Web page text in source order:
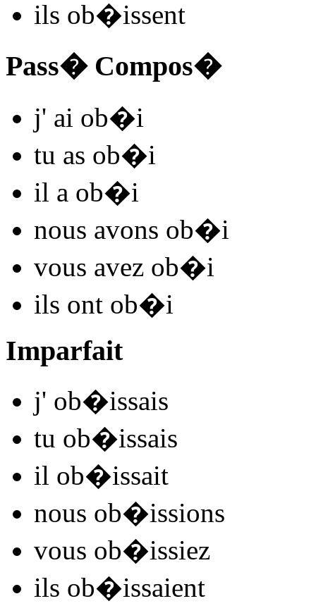
ils ob�issent
Pass� Compos�
j' ai ob�i
tu as ob�i
il a ob�i
nous avons ob�i
vous avez ob�i
ils ont ob�i
Imparfait
j' ob�issais
tu ob�issais
il ob�issait
nous ob�issions
vous ob�issiez
ils ob�issaient